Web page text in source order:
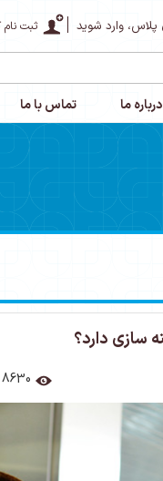
وارد شوید ثبت نام
درباره ما تماس با ما
سازی دارد؟